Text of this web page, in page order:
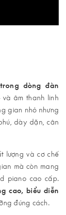
dòng đàn
âm thanh linh
gian nhỏ nhưng
dày dặn, cân
lượng và cơ chế
mà còn mang
piano cao cấp.
cao, biểu diễn
đúng cách.